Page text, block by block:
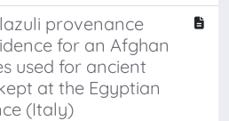
provenance
for an Afghan
used for ancient
at the Egyptian
(Italy)